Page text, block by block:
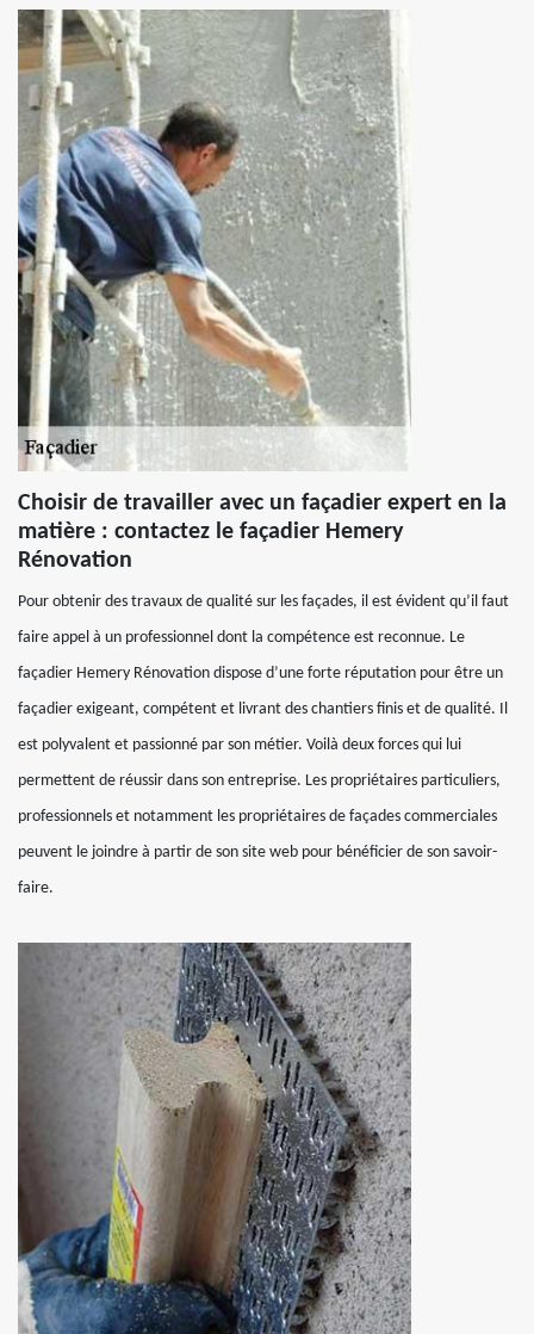
Choisir de travailler avec un façadier expert en la
matière : contactez le façadier Hemery
Rénovation
Pour obtenir des travaux de qualité sur les façades, il est évident qu’il faut
faire appel à un professionnel dont la compétence est reconnue. Le
façadier Hemery Rénovation dispose d’une forte réputation pour être un
façadier exigeant, compétent et livrant des chantiers finis et de qualité. Il
est polyvalent et passionné par son métier. Voilà deux forces qui lui
permettent de réussir dans son entreprise. Les propriétaires particuliers,
professionnels et notamment les propriétaires de façades commerciales
peuvent le joindre à partir de son site web pour bénéficier de son savoir-
faire.